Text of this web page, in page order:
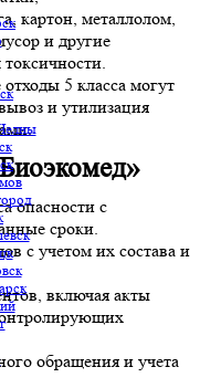
картон, металлолом,
и другие
5 класса могут
и утилизация
опасности с
сроки.
с учетом их состава и
включая акты
обращения и учета